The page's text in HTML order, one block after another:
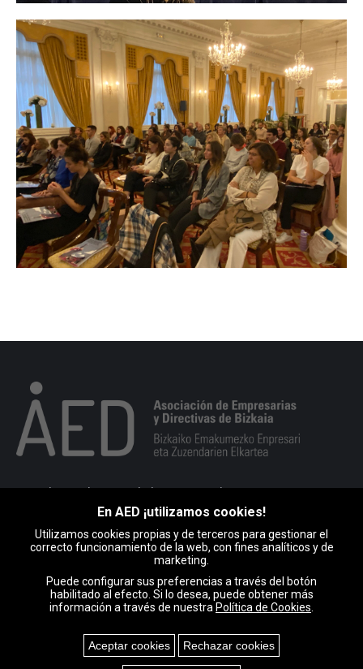
Portuko markesaren kalea 10, 1. esk. 48008 BILBO
946 793 513
Encuéntranos en:
page
opens
page
opens
page
opens
new
Instagram
page
opens
new
window
page
opens
new
window
En AED ¡utilizamos cookies!
Utilizamos cookies propias y de terceros para gestionar el
correcto funcionamiento de la web, con fines analíticos y de
marketing.
Puede configurar sus preferencias a través del botón
habilitado al efecto. Si lo desea, puede obtener más
información a través de nuestra Política de Cookies
Aceptar cookies Rechazar cookies